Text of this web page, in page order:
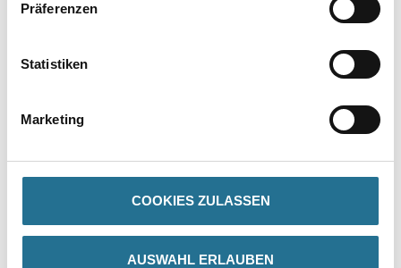
Präferenzen
Statistiken
Marketing
COOKIES ZULASSEN
AUSWAHL ERLAUBEN
- Hochbeständig
- Guter Verlauf
- Wasserverdünnbar
- Leichtgängige, geschmeidige Verarbeitung